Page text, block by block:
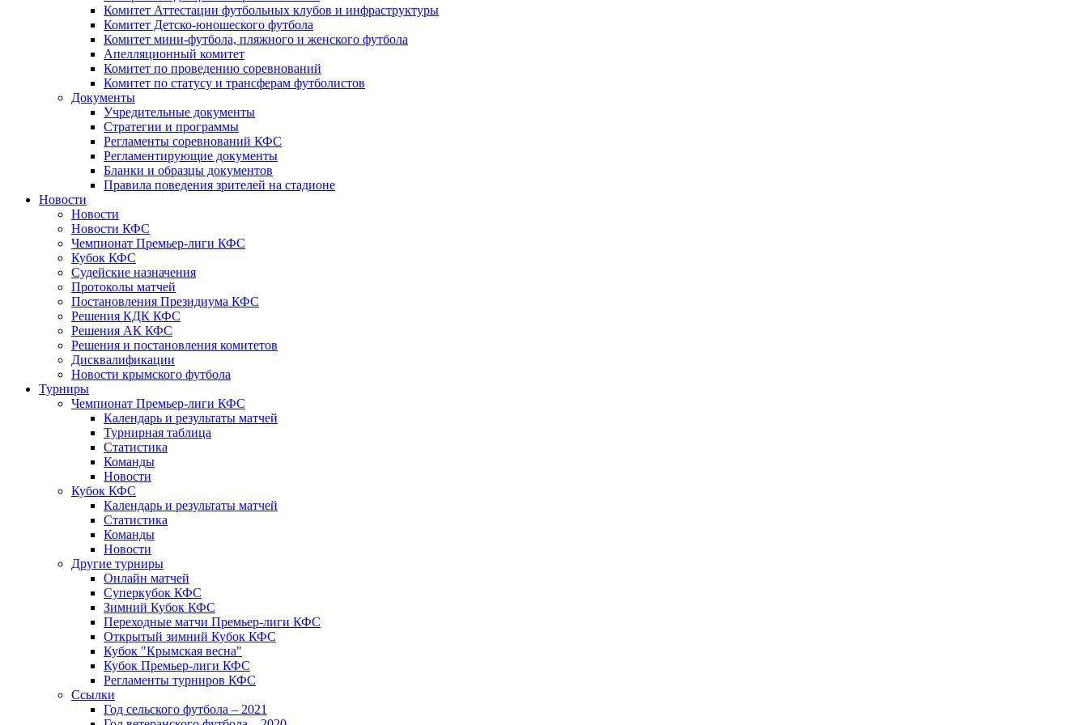
Комитет Аттестации футбольных клубов и инфраструктуры
Комитет Детско-юношеского футбола
Комитет мини-футбола, пляжного и женского футбола
Апелляционный комитет
Комитет по проведению соревнований
Комитет по статусу и трансферам футболистов
Документы
Учредительные документы
Стратегии и программы
Регламенты соревнований КФС
Регламентирующие документы
Бланки и образцы документов
Правила поведения зрителей на стадионе
Новости
Новости
Новости КФС
Чемпионат Премьер-лиги КФС
Кубок КФС
Судейские назначения
Протоколы матчей
Постановления Президиума КФС
Решения КДК КФС
Решения АК КФС
Решения и постановления комитетов
Дисквалификации
Новости крымского футбола
Турниры
Чемпионат Премьер-лиги КФС
Календарь и результаты матчей
Турнирная таблица
Статистика
Команды
Новости
Кубок КФС
Календарь и результаты матчей
Статистика
Команды
Новости
Другие турниры
Онлайн матчей
Суперкубок КФС
Зимний Кубок КФС
Переходные матчи Премьер-лиги КФС
Открытый зимний Кубок КФС
Кубок "Крымская весна"
Кубок Премьер-лиги КФС
Регламенты турниров КФС
Ссылки
Год сельского футбола – 2021